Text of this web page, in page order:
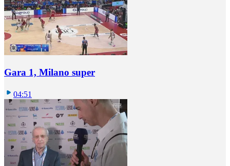
Gara 1, Milano super
04:51